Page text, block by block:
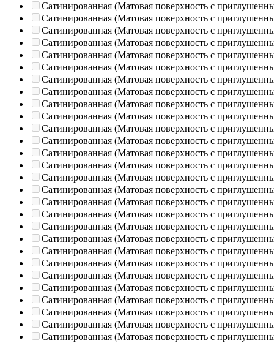
Сатинированная (Матовая поверхность с
Сатинированная (Матовая поверхность с
Сатинированная (Матовая поверхность с
Сатинированная (Матовая поверхность с
Сатинированная (Матовая поверхность с
Сатинированная (Матовая поверхность с
Сатинированная (Матовая поверхность с
Сатинированная (Матовая поверхность с
Сатинированная (Матовая поверхность с
Сатинированная (Матовая поверхность с
Сатинированная (Матовая поверхность с
Сатинированная (Матовая поверхность с
Сатинированная (Матовая поверхность с
Сатинированная (Матовая поверхность с
Сатинированная (Матовая поверхность с
Сатинированная (Матовая поверхность с
Сатинированная (Матовая поверхность с
Сатинированная (Матовая поверхность с
Сатинированная (Матовая поверхность с
Сатинированная (Матовая поверхность с
Сатинированная (Матовая поверхность с
Сатинированная (Матовая поверхность с
Сатинированная (Матовая поверхность с
Сатинированная (Матовая поверхность с
Сатинированная (Матовая поверхность с
Сатинированная (Матовая поверхность с
Сатинированная (Матовая поверхность с
Сатинированная (Матовая поверхность с